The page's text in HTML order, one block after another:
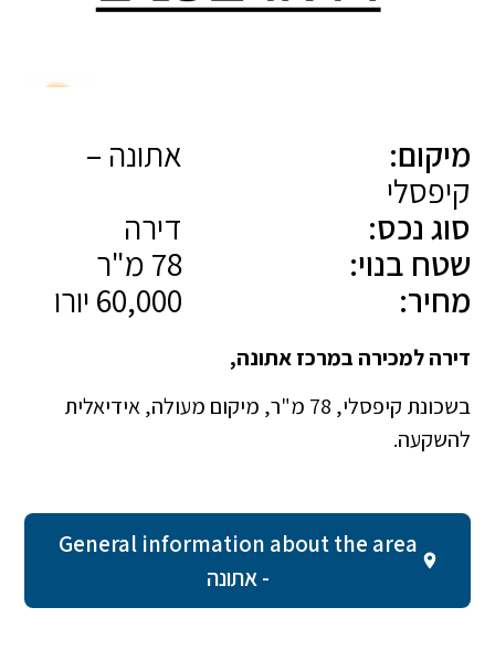
מיקום:
אתונה –
קיפסלי
סוג נכס:
דירה
שטח בנוי:
78 מ"ר
מחיר:
דירה למכירה במרכז אתונה,
בשכונת קיפסלי, 78 מ"ר, מיקום מעולה, אידיאלית
להשקעה.
General information about the area
- אתונה